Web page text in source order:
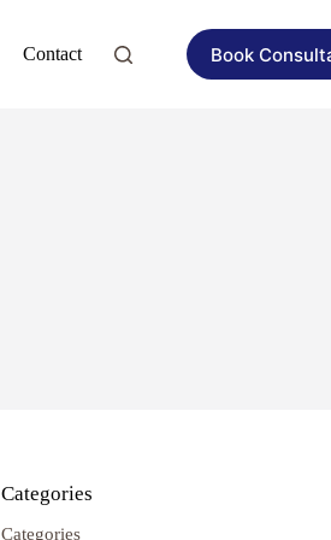
Contact Book
Categories
Categories